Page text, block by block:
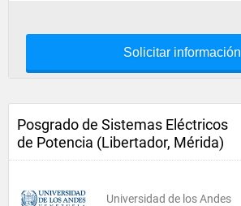
Solicitar información
Posgrado de Sistemas Eléctricos
de Potencia (Libertador, Mérida)
Universidad de los Andes